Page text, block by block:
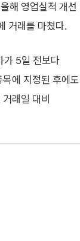
해 영업실적 개선
거래를 마쳤다.
가 5일 전보다
에 지정된 후에도
래일 대비